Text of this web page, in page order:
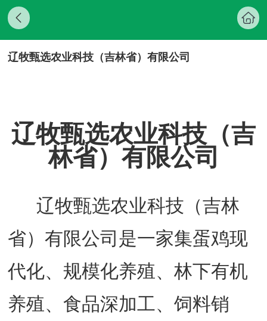
辽牧甄选农业科技（吉林省）有限公司
辽牧甄选农业科技（吉
林省）有限公司
辽牧甄选农业科技（吉林
省） 有限公司是一家集蛋鸡现
代化、规模化养殖、林下有机
养殖、食品深加工、饲料销